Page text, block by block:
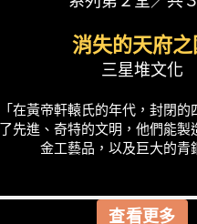
消失的天府之
三星堆文化
「在黃帝軒轅氏的年代，封閉的
了先進、奇特的文明，他們能製
金工藝品，以及巨大的青
查看更多